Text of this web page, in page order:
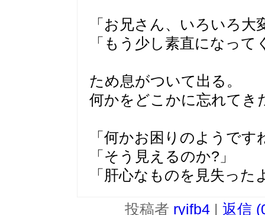
「お兄さん、いろいろ大
「もう少し素直になっ
ため息がついて出る。
何かをどこかに忘れてき
「何かお困りのようです
「そう見えるのか?」
「肝心なものを見失っ
投稿者 ryifb4 返信